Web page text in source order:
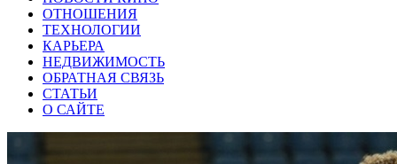
ОТНОШЕНИЯ
ТЕХНОЛОГИИ
КАРЬЕРА
НЕДВИЖИМОСТЬ
ОБРАТНАЯ СВЯЗЬ
СТАТЬИ
О САЙТЕ